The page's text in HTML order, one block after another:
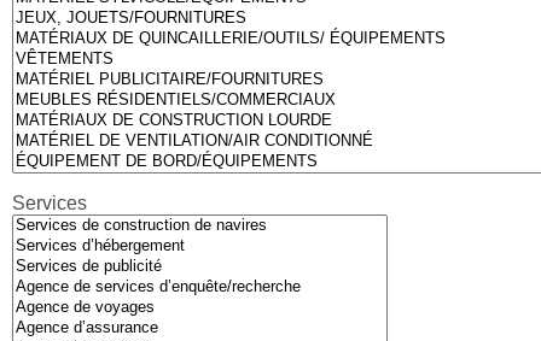
Services